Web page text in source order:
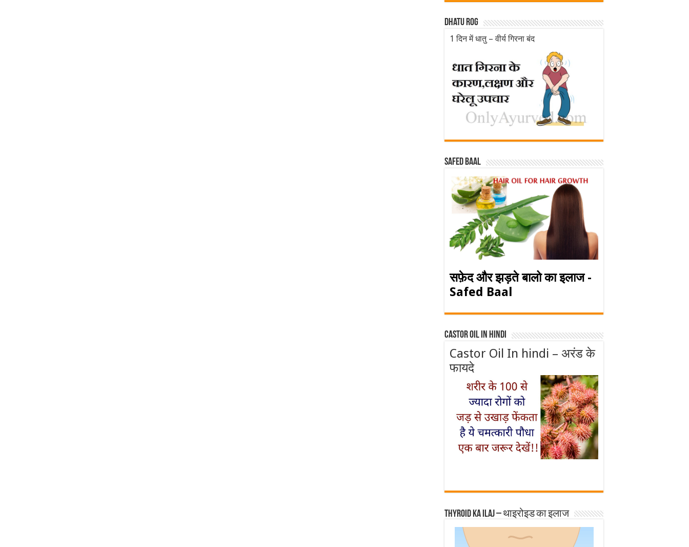
Dhatu rog
1 दिन में धातु – वीर्य गिरना बंद
Safed baal
सफ़ेद और झड़ते बालो का इलाज -
Safed Baal
Castor Oil In Hindi
Castor Oil In hindi – अरंड के
फायदे
Thyroid ka ilaj – थाइरोइड का इलाज